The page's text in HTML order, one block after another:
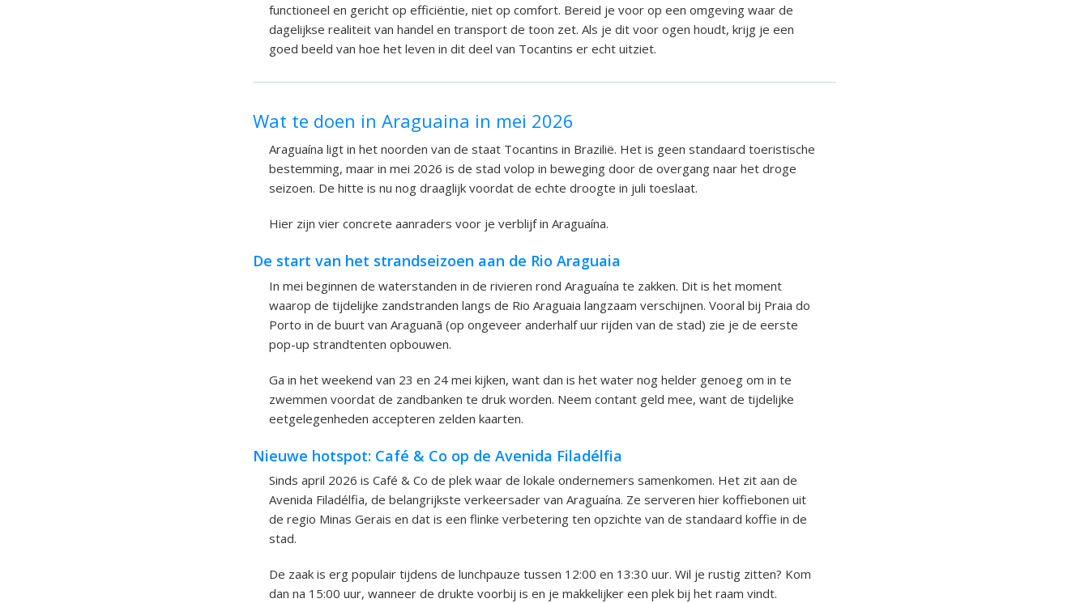
functioneel en gericht op efficiëntie, niet op comfort. Bereid je voor op een omgeving waar de
dagelijkse realiteit van handel en transport de toon zet. Als je dit voor ogen houdt, krijg je een
goed beeld van hoe het leven in dit deel van Tocantins er echt uitziet.
Wat te doen in Araguaina in mei 2026
Araguaína ligt in het noorden van de staat Tocantins in Brazilië. Het is geen standaard toeristische
bestemming, maar in mei 2026 is de stad volop in beweging door de overgang naar het droge
seizoen. De hitte is nu nog draaglijk voordat de echte droogte in juli toeslaat.
Hier zijn vier concrete aanraders voor je verblijf in Araguaína.
De start van het strandseizoen aan de Rio Araguaia
In mei beginnen de waterstanden in de rivieren rond Araguaína te zakken. Dit is het moment
waarop de tijdelijke zandstranden langs de Rio Araguaia langzaam verschijnen. Vooral bij Praia do
Porto in de buurt van Araguanã (op ongeveer anderhalf uur rijden van de stad) zie je de eerste
pop-up strandtenten opbouwen.
Ga in het weekend van 23 en 24 mei kijken, want dan is het water nog helder genoeg om in te
zwemmen voordat de zandbanken te druk worden. Neem contant geld mee, want de tijdelijke
eetgelegenheden accepteren zelden kaarten.
Nieuwe hotspot: Café & Co op de Avenida Filadélfia
Sinds april 2026 is Café & Co de plek waar de lokale ondernemers samenkomen. Het zit aan de
Avenida Filadélfia, de belangrijkste verkeersader van Araguaína. Ze serveren hier koffiebonen uit
de regio Minas Gerais en dat is een flinke verbetering ten opzichte van de standaard koffie in de
stad.
De zaak is erg populair tijdens de lunchpauze tussen 12:00 en 13:30 uur. Wil je rustig zitten? Kom
dan na 15:00 uur, wanneer de drukte voorbij is en je makkelijker een plek bij het raam vindt.